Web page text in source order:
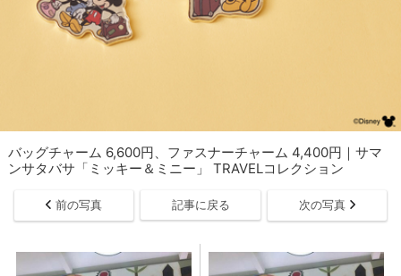
バッグチャーム 6,600円、ファスナーチャーム 4,400円｜サマ
ンサタバサ「ミッキー＆ミニー」 TRAVELコレクション
前の写真 記事に戻る 次の写真